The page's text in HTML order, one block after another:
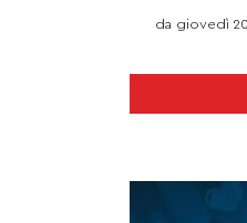
da giovedì